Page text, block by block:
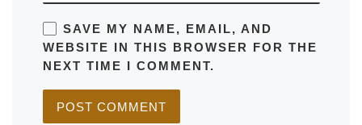
SAVE MY NAME, EMAIL, AND
WEBSITE IN THIS BROWSER FOR THE
NEXT TIME I COMMENT.